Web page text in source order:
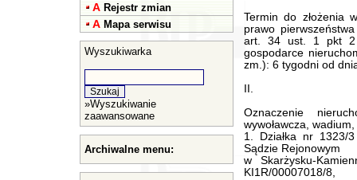
A Rejestr zmian
A Mapa serwisu
Wyszukiwarka
»Wyszukiwanie
zaawansowane
Archiwalne menu:
Termin do złożenia
prawo
art. 34 ust. 1 pkt
gospodarce
zm.): 6 tygodni od
II.
Oznaczenie
wywoławcza,
1. Działka nr 1323/
Sądzie Rejonowym
w Skarżysku-
KI1R/00007018/8,